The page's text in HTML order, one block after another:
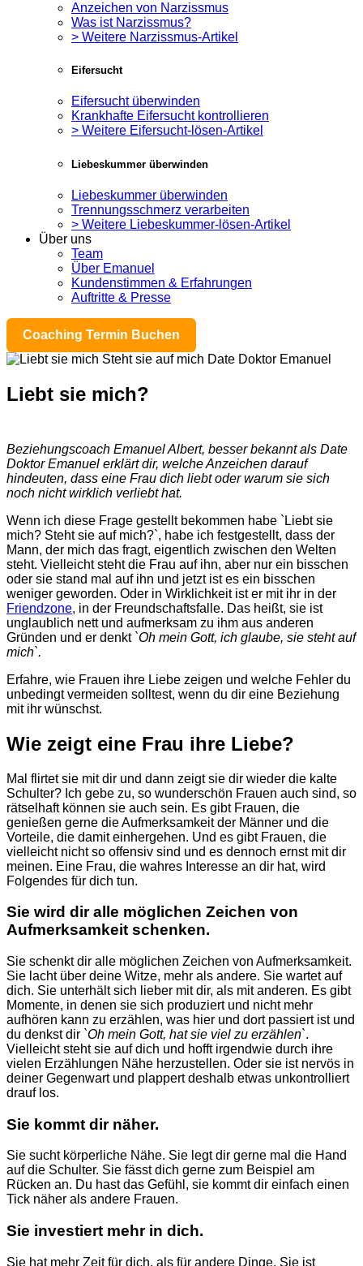
Anzeichen von Narzissmus
Was ist Narzissmus?
> Weitere Narzissmus-Artikel
Eifersucht
Eifersucht überwinden
Krankhafte Eifersucht kontrollieren
> Weitere Eifersucht-lösen-Artikel
Liebeskummer überwinden
Liebeskummer überwinden
Trennungsschmerz verarbeiten
> Weitere Liebeskummer-lösen-Artikel
Über uns
Team
Über Emanuel
Kundenstimmen & Erfahrungen
Auftritte & Presse
Coaching Termin Buchen
Liebt sie mich?
Beziehungscoach Emanuel Albert, besser bekannt als Date
Doktor Emanuel erklärt dir, welche Anzeichen darauf
hindeuten, dass eine Frau dich liebt oder warum sie sich
noch nicht wirklich verliebt hat.
Wenn ich diese Frage gestellt bekommen habe `Liebt sie
mich? Steht sie auf mich?`, habe ich festgestellt, dass der
Mann, der mich das fragt, eigentlich zwischen den Welten
steht. Vielleicht steht die Frau auf ihn, aber nur ein bisschen
oder sie stand mal auf ihn und jetzt ist es ein bisschen
weniger geworden. Oder in Wirklichkeit ist er mit ihr in der
Friendzone, in der Freundschaftsfalle. Das heißt, sie ist
unglaublich nett und aufmerksam zu ihm aus anderen
Gründen und er denkt `Oh mein Gott, ich glaube, sie steht auf
mich`.
Erfahre, wie Frauen ihre Liebe zeigen und welche Fehler du
unbedingt vermeiden solltest, wenn du dir eine Beziehung
mit ihr wünschst.
Wie zeigt eine Frau ihre Liebe?
Mal flirtet sie mit dir und dann zeigt sie dir wieder die kalte
Schulter? Ich gebe zu, so wunderschön Frauen auch sind, so
rätselhaft können sie auch sein. Es gibt Frauen, die
genießen gerne die Aufmerksamkeit der Männer und die
Vorteile, die damit einhergehen. Und es gibt Frauen, die
vielleicht nicht so offensiv sind und es dennoch ernst mit dir
meinen. Eine Frau, die wahres Interesse an dir hat, wird
Folgendes für dich tun.
Sie wird dir alle möglichen Zeichen von
Aufmerksamkeit schenken.
Sie schenkt dir alle möglichen Zeichen von Aufmerksamkeit.
Sie lacht über deine Witze, mehr als andere. Sie wartet auf
dich. Sie unterhält sich lieber mit dir, als mit anderen. Es gibt
Momente, in denen sie sich produziert und nicht mehr
aufhören kann zu erzählen, was hier und dort passiert ist und
du denkst dir `Oh mein Gott, hat sie viel zu erzählen`.
Vielleicht steht sie auf dich und hofft irgendwie durch ihre
vielen Erzählungen Nähe herzustellen. Oder sie ist nervös in
deiner Gegenwart und plappert deshalb etwas unkontrolliert
drauf los.
Sie kommt dir näher.
Sie sucht körperliche Nähe. Sie legt dir gerne mal die Hand
auf die Schulter. Sie fässt dich gerne zum Beispiel am
Rücken an. Du hast das Gefühl, sie kommt dir einfach einen
Tick näher als andere Frauen.
Sie investiert mehr in dich.
Sie hat mehr Zeit für dich, als für andere Dinge. Sie ist